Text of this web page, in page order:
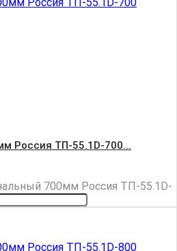
Россия ТП-55.1D-700...
700мм Россия ТП-55.1D-